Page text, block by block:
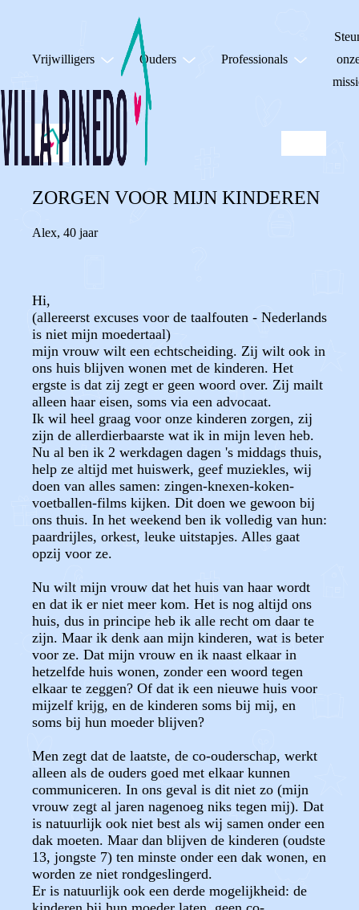
Vrijwilligers Ouders Professionals
ZORGEN VOOR MIJN KINDEREN
Alex, 40 jaar
Hi,
(allereerst excuses voor de taalfouten - Nederlands
is niet mijn moedertaal)
mijn vrouw wilt een echtscheiding. Zij wilt ook in
ons huis blijven wonen met de kinderen. Het
ergste is dat zij zegt er geen woord over. Zij mailt
alleen haar eisen, soms via een advocaat.
Ik wil heel graag voor onze kinderen zorgen, zij
zijn de allerdierbaarste wat ik in mijn leven heb.
Nu al ben ik 2 werkdagen dagen 's middags thuis,
help ze altijd met huiswerk, geef muziekles, wij
doen van alles samen: zingen-knexen-koken-
voetballen-films kijken. Dit doen we gewoon bij
ons thuis. In het weekend ben ik volledig van hun:
paardrijles, orkest, leuke uitstapjes. Alles gaat
opzij voor ze.
Nu wilt mijn vrouw dat het huis van haar wordt
en dat ik er niet meer kom. Het is nog altijd ons
huis, dus in principe heb ik alle recht om daar te
zijn. Maar ik denk aan mijn kinderen, wat is beter
voor ze. Dat mijn vrouw en ik naast elkaar in
hetzelfde huis wonen, zonder een woord tegen
elkaar te zeggen? Of dat ik een nieuwe huis voor
mijzelf krijg, en de kinderen soms bij mij, en
soms bij hun moeder blijven?
Men zegt dat de laatste, de co-ouderschap, werkt
alleen als de ouders goed met elkaar kunnen
communiceren. In ons geval is dit niet zo (mijn
vrouw zegt al jaren nagenoeg niks tegen mij). Dat
is natuurlijk ook niet best als wij samen onder een
dak moeten. Maar dan blijven de kinderen (oudste
13, jongste 7) ten minste onder een dak wonen, en
worden ze niet rondgeslingerd.
Er is natuurlijk ook een derde mogelijkheid: de